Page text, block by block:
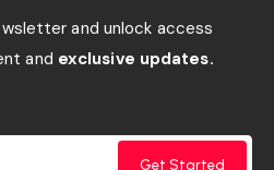
and unlock access
and exclusive updates.
Get Started